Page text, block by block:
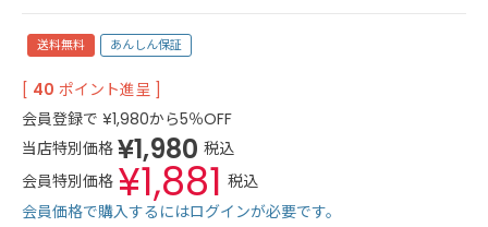
送料無料 あんしん保証
[ 40 ポイント進呈 ]
会員登録で ¥1,980から5％OFF
当店特別価格 ¥1,980 税込
会員特別価格 ¥1,881 税込
会員価格で購入するにはログインが必要です。